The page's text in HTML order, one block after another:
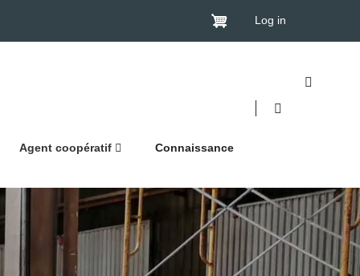
Log in
Agent coopératif Connaissance